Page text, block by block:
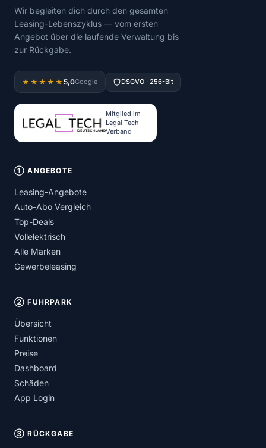
Wir begleiten dich durch den gesamten
Leasing-Lebenszyklus — vom ersten
Angebot über die laufende Verwaltung bis
zur Rückgabe.
★★★★★ 5,0Google DSGVO · 256-Bit
Mitglied im
Legal Tech
Verband
① ANGEBOTE
Leasing-Angebote
Auto-Abo Vergleich
Top-Deals
Vollelektrisch
Alle Marken
Gewerbeleasing
② FUHRPARK
Übersicht
Funktionen
Preise
Dashboard
Schäden
App Login
③ RÜCKGABE